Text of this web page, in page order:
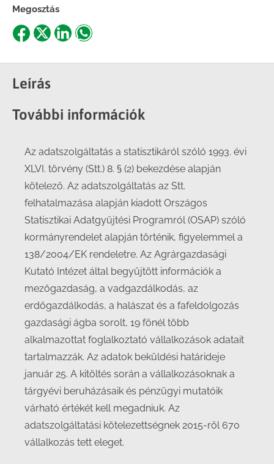
Megosztás
Share
Facebook
Share
X
ShareShare
Leírás
További információk
Az adatszolgáltatás a statisztikáról szóló 1993. évi
XLVI. törvény (Stt.) 8. § (2) bekezdése alapján
kötelező. Az adatszolgáltatás az Stt.
felhatalmazása alapján kiadott Országos
Statisztikai Adatgyűjtési Programról (OSAP) szóló
kormányrendelet alapján történik, figyelemmel a
138/2004/EK rendeletre. Az Agrárgazdasági
Kutató Intézet által begyűjtött információk a
mezőgazdaság, a vadgazdálkodás, az
erdőgazdálkodás, a halászat és a fafeldolgozás
gazdasági ágba sorolt, 19 főnél több
alkalmazottat foglalkoztató vállalkozások adatait
tartalmazzák. Az adatok beküldési határideje
január 25. A kitöltés során a vállalkozásoknak a
tárgyévi beruházásaik és pénzügyi mutatóik
várható értékét kell megadniuk. Az
adatszolgáltatási kötelezettségnek 2015-ről 670
vállalkozás tett eleget.